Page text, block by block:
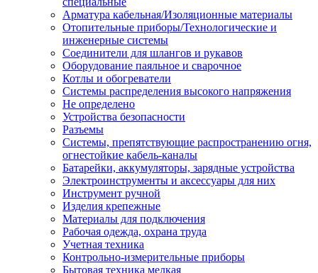
Арматура кабельная/Изоляционные материалы
Отопительные приборы/Технологические и
инженерные системы
Соединители для шлангов и рукавов
Оборудование паяльное и сварочное
Котлы и обогреватели
Системы распределения высокого напряжения
Не определено
Устройства безопасности
Разъемы
Системы, препятствующие распространению огня,
огнестойкие кабель-каналы
Батарейки, аккумуляторы, зарядные устройства
Электроинструменты и аксессуары для них
Инструмент ручной
Изделия крепежные
Материалы для подключения
Рабочая одежда, охрана труда
Учетная техника
Контрольно-измерительные приборы
Бытовая техника мелкая